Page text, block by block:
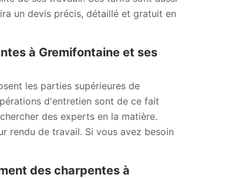
un devis précis, détaillé et gratuit en
à Gremifontaine et ses
les parties supérieures de
d'entretien sont de ce fait
des experts en la matière.
rendu de travail. Si vous avez besoin
des charpentes à